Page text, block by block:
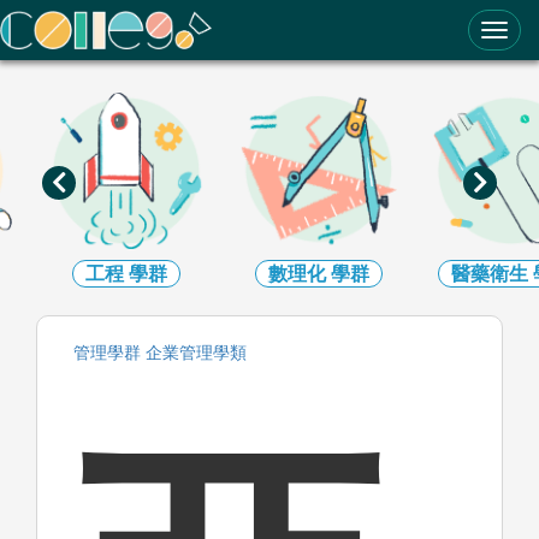
ColleGo! 大學選才與高中育才輔助系統
工程 學群 數理化學群 醫藥衛生
管理學群 企業管理學類